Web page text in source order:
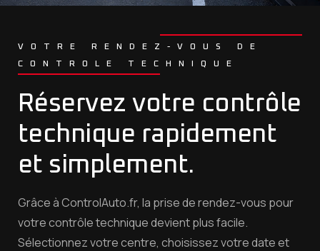
VOTRE RENDEZ-VOUS DE
CONTROLE TECHNIQUE
Réservez votre contrôle
technique rapidement
et simplement.
Grâce à ControlAuto.fr, la prise de rendez-vous pour
votre contrôle technique devient plus facile.
Sélectionnez votre centre, choisissez votre date et